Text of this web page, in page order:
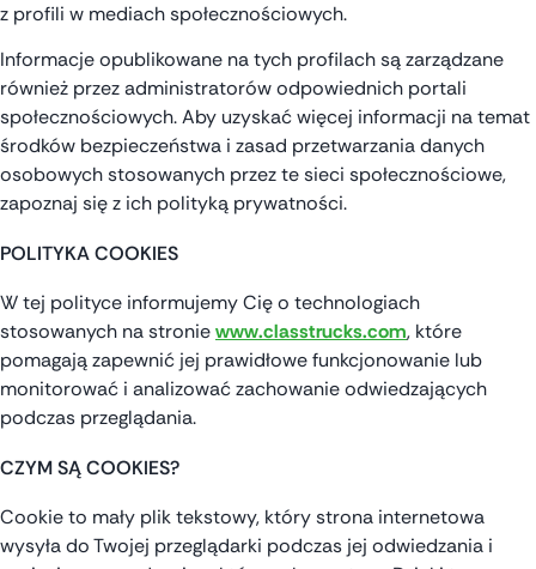
z profili w mediach społecznościowych.
Informacje opublikowane na tych profilach są zarządzane
również przez administratorów odpowiednich portali
społecznościowych. Aby uzyskać więcej informacji na temat
środków bezpieczeństwa i zasad przetwarzania danych
osobowych stosowanych przez te sieci społecznościowe,
zapoznaj się z ich polityką prywatności.
POLITYKA COOKIES
W tej polityce informujemy Cię o technologiach
stosowanych na stroniewww.classtrucks.com, które
pomagają zapewnić jej prawidłowe funkcjonowanie lub
monitorować i analizować zachowanie odwiedzających
podczas przeglądania.
CZYM SĄ COOKIES?
Cookie to mały plik tekstowy, który strona internetowa
wysyła do Twojej przeglądarki podczas jej odwiedzania i